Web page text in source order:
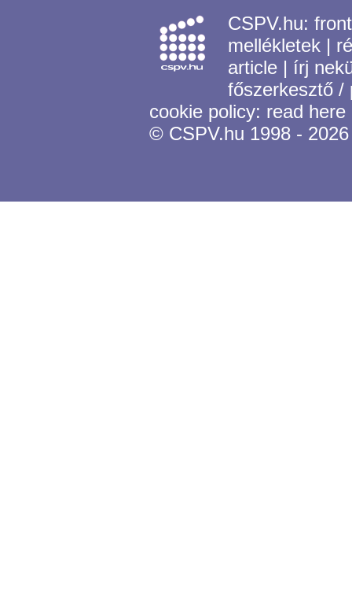
CSPV.hu:
mellékletek |
article | írj
főszerkesztő
cookie policy: read here
© CSPV.hu 1998 - 2026